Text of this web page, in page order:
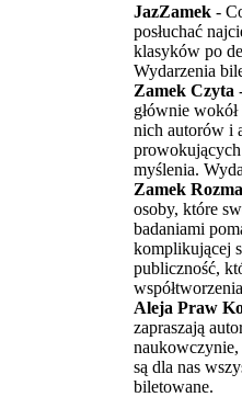
JazZamek -
posłuchać
klasyków po
Wydarzenia
Zamek Czyta
głównie
nich autorów i
myślenia.
Zamek
osoby, które
badaniami
komplikującej
publiczność,
Aleja Praw
zapraszają
są dla nas
biletowane.